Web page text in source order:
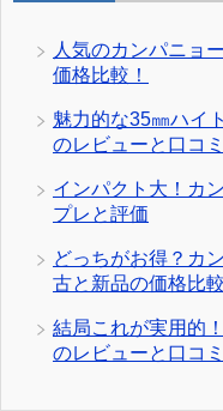
人気のカンパニョ
価格比較！
魅力的な35㎜ハイ
のレビューと口コミ
インパクト大！カ
プレと評価
どっちがお得？カ
古と新品の価格比較
結局これが実用的
のレビューと口コミ